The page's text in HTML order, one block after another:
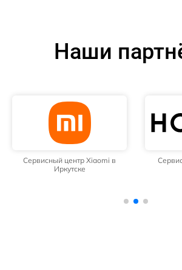
Наши
Сервисный центр Xiaomi в
Иркутске